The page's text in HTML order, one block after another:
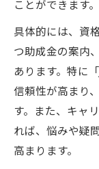
ことができます。
具体的には、資
つ助成金の案内
あります。特に
信頼性が高まり
す。また、キャ
れば、悩みや疑
高まります。